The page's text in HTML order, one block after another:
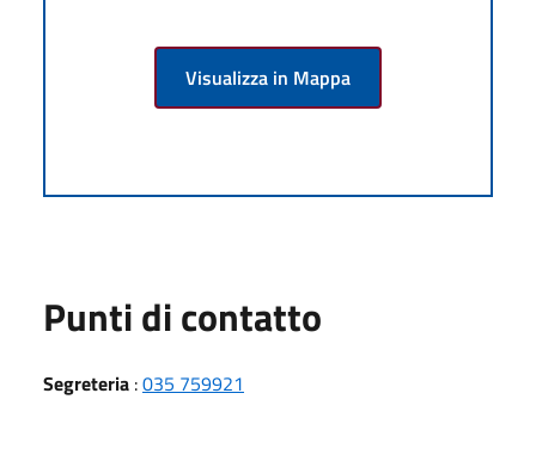
Visualizza in Mappa
Punti di contatto
Segreteria :035 759921